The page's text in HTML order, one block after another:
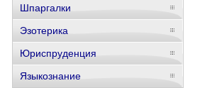
Шпаргалки
Эзотерика
Юриспруденция
Языкознание